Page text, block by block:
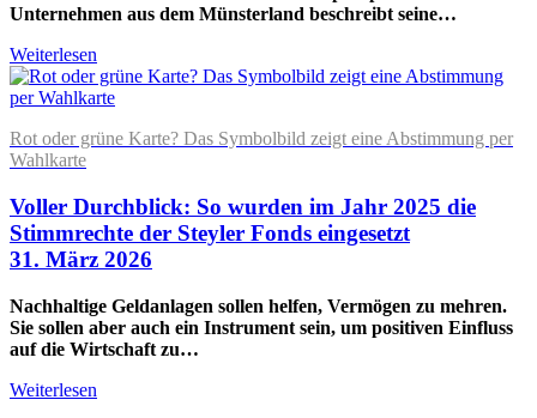
Unternehmen aus dem Münsterland beschreibt seine…
Weiterlesen
Rot oder grüne Karte? Das Symbolbild zeigt eine Abstimmung per
Wahlkarte
Voller Durchblick: So wurden im Jahr 2025 die
Stimmrechte der Steyler Fonds eingesetzt
31. März 2026
Nachhaltige Geldanlagen sollen helfen, Vermögen zu mehren.
Sie sollen aber auch ein Instrument sein, um positiven Einfluss
auf die Wirtschaft zu…
Weiterlesen